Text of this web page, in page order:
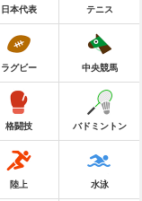
日本代表 テニス
ラグビー 中央競馬
格闘技 バドミントン
陸上 水泳